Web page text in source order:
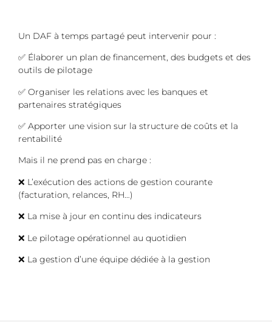
Un DAF à temps partagé peut intervenir pour :
✅ Élaborer un plan de financement, des budgets et des
outils de pilotage
✅ Organiser les relations avec les banques et
partenaires stratégiques
✅ Apporter une vision sur la structure de coûts et la
rentabilité
Mais il ne prend pas en charge :
❌ L’exécution des actions de gestion courante
(facturation, relances, RH…)
❌ La mise à jour en continu des indicateurs
❌ Le pilotage opérationnel au quotidien
❌ La gestion d’une équipe dédiée à la gestion